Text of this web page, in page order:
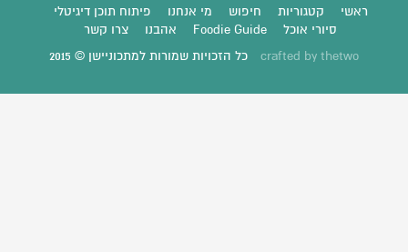
ראשי קטגוריות חיפוש מי אנחנו
פיתוח תוכן דיגיטלי
סיורי אוכל
Foodie Guide אהבנו צרו קשר
crafted by thetwo כל הזכויות שמורות למתכוניישן © 2015